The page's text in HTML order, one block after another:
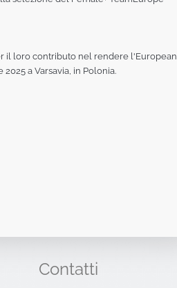
il loro contributo nel rendere l'European
a Varsavia, in Polonia.
Contatti